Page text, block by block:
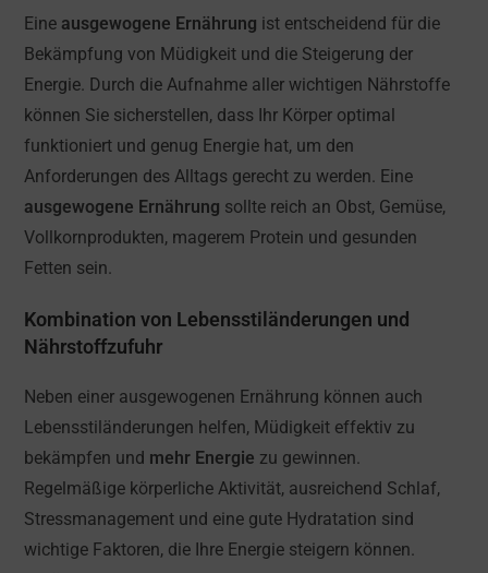
Eine ausgewogene Ernährung ist entscheidend für die
Bekämpfung von Müdigkeit und die Steigerung der
Energie. Durch die Aufnahme aller wichtigen Nährstoffe
können Sie sicherstellen, dass Ihr Körper optimal
funktioniert und genug Energie hat, um den
Anforderungen des Alltags gerecht zu werden. Eine
ausgewogene Ernährung sollte reich an Obst, Gemüse,
Vollkornprodukten, magerem Protein und gesunden
Fetten sein.
Kombination von Lebensstiländerungen und
Nährstoffzufuhr
Neben einer ausgewogenen Ernährung können auch
Lebensstiländerungen helfen, Müdigkeit effektiv zu
bekämpfen und mehr Energie zu gewinnen.
Regelmäßige körperliche Aktivität, ausreichend Schlaf,
Stressmanagement und eine gute Hydratation sind
wichtige Faktoren, die Ihre Energie steigern können.